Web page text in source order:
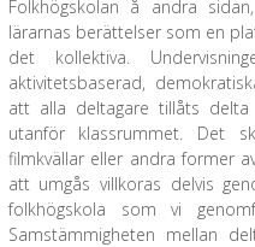
Folkhögskolan å andra
lärarnas berättelser som en
det kollektiva.
aktivitetsbaserad,
att alla deltagare tillåts delta
utanför klassrummet. Det
filmkvällar eller andra former
att umgås villkoras delvis
folkhögskola som vi
Samstämmigheten mellan